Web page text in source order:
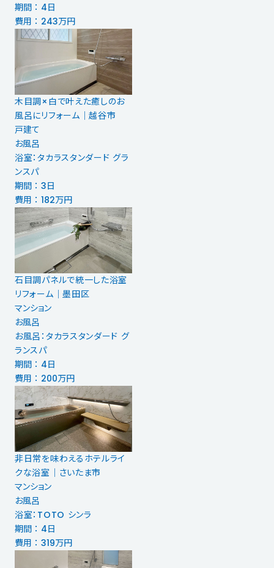
期間 ： 4日
費用 ： 243万円
木目調×白で叶えた癒しのお
風呂にリフォーム｜越谷市
戸建て
お風呂
浴室：タカラスタンダード グラ
ンスパ
期間 ： 3日
費用 ： 182万円
石目調パネルで統一した浴室
リフォーム｜墨田区
マンション
お風呂
お風呂：タカラスタンダード グ
ランスパ
期間 ： 4日
費用 ： 200万円
非日常を味わえるホテルライ
クな浴室｜さいたま市
マンション
お風呂
浴室：TOTO シンラ
期間 ： 4日
費用 ： 319万円